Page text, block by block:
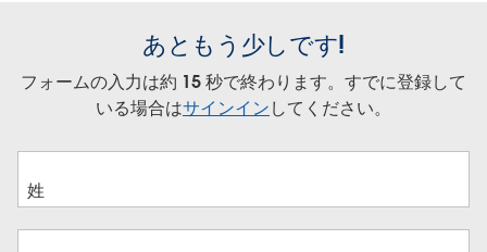
あともう少しです!
フォームの入力は約 15 秒で終わります。すでに登録して
いる場合はサインインしてください。